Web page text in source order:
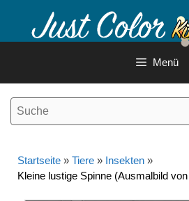
Inhalt
Menü
Startseite » Tiere » Insekten »
Kleine lustige Spinne (Ausmalbild